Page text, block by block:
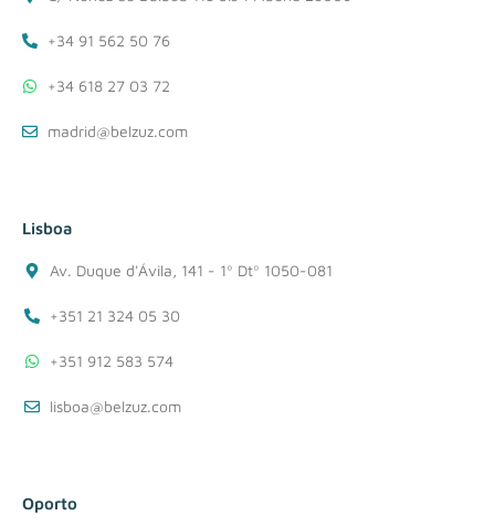
+34 91 562 50 76
+34 618 27 03 72
madrid@belzuz.com
Lisboa
Av. Duque d'Ávila, 141 - 1º Dtº 1050-081
+351 21 324 05 30
+351 912 583 574
lisboa@belzuz.com
Oporto